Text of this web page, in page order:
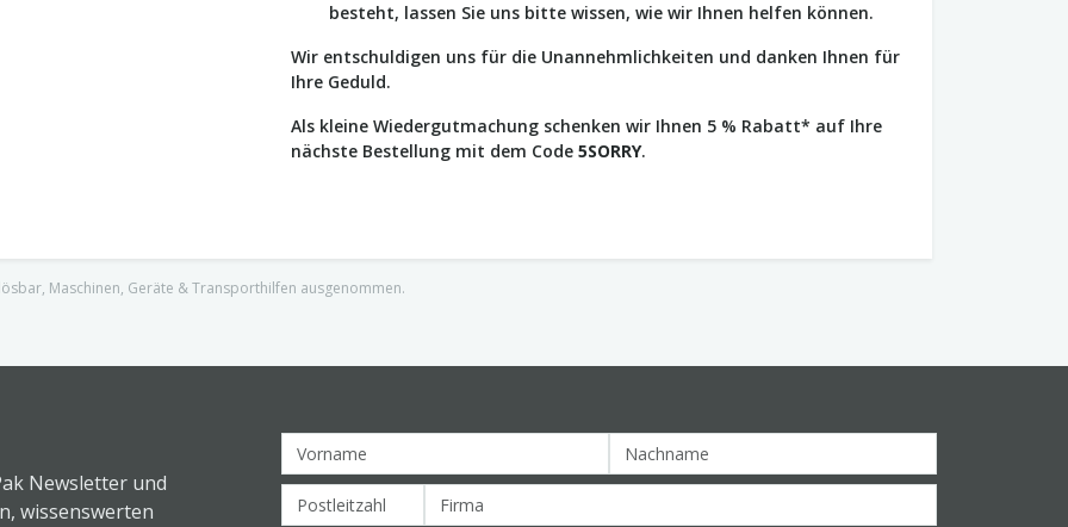
besteht, lassen Sie uns bitte wissen, wie wir Ihnen helfen können.
Wir entschuldigen uns für die Unannehmlichkeiten und danken Ihnen für
Ihre Geduld.
Als kleine Wiedergutmachung schenken wir Ihnen 5 % Rabatt* auf Ihre
nächste Bestellung mit dem Code 5SORRY.
Maschinen, Geräte & Transporthilfen ausgenommen.
Newsletter und
wissenswerten